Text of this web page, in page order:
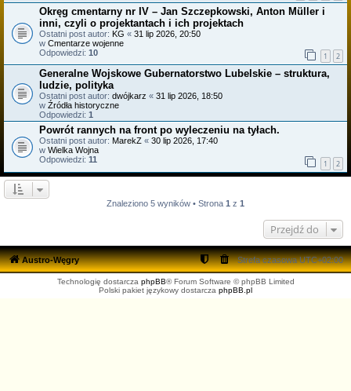
Okręg cmentarny nr IV – Jan Szczepkowski, Anton Müller i
inni, czyli o projektantach i ich projektach
Ostatni post autor: KG « 31 lip 2026, 20:50
w Cmentarze wojenne
Odpowiedzi: 10 1 2
Generalne Wojskowe Gubernatorstwo Lubelskie – struktura,
ludzie, polityka
Ostatni post autor: dwójkarz « 31 lip 2026, 18:50
w Źródła historyczne
Odpowiedzi: 1
Powrót rannych na front po wyleczeniu na tyłach.
Ostatni post autor: MarekZ « 30 lip 2026, 17:40
w Wielka Wojna
Odpowiedzi: 11 1 2
Znaleziono 5 wyników • Strona 1 z 1
Przejdź do
Austro-Węgry Strefa czasowaUTC+02:00
Technologię dostarcza phpBB® Forum Software © phpBB Limited
Polski pakiet językowy dostarcza phpBB.pl